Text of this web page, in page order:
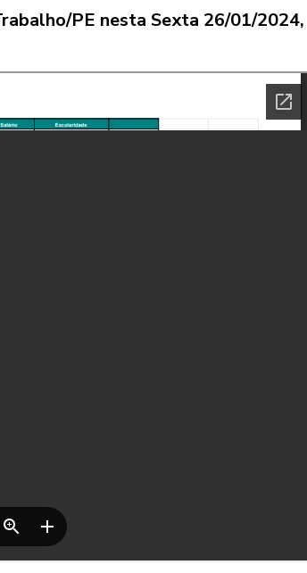
PE nesta Sexta 26/01/2024,